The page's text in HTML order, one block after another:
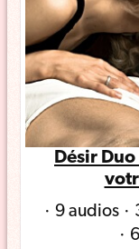
Désir
9 audios